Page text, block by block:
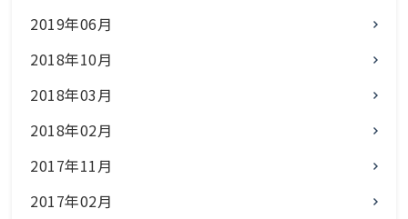
2019年06月
2018年10月
2018年03月
2018年02月
2017年11月
2017年02月